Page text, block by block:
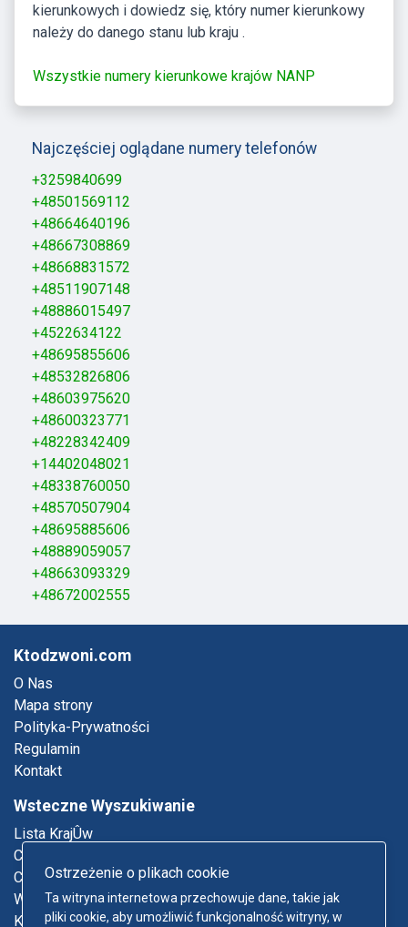
kierunkowych i dowiedz się, który numer kierunkowy
należy do danego stanu lub kraju .
Wszystkie numery kierunkowe krajów NANP
Najczęściej oglądane numery telefonów
+3259840699
+48501569112
+48664640196
+48667308869
+48668831572
+48511907148
+48886015497
+4522634122
+48695855606
+48532826806
+48603975620
+48600323771
+48228342409
+14402048021
+48338760050
+48570507904
+48695885606
+48889059057
+48663093329
+48672002555
Ostrzeżenie o plikach cookie
Ta witryna internetowa przechowuje dane, takie jak
pliki cookie, aby umożliwić funkcjonalność witryny, w
Ktodzwoni.com
O Nas
Mapa strony
Polityka-Prywatności
Regulamin
Kontakt
Wsteczne Wyszukiwanie
Lista KrajÛw
Co To Za Numer Telefonu
Co To Za Email
Who Called Me
Ksiπøka Telefoniczna